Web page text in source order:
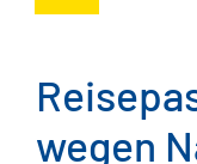
wegen